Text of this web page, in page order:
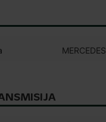
MERCEDES